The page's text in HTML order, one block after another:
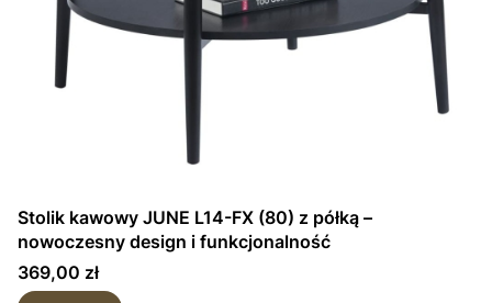
Stolik kawowy JUNE L14-FX (80) z półką –
nowoczesny design i funkcjonalność
Cena
369,00 zł